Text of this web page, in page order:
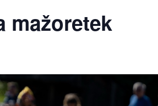
mažoretek